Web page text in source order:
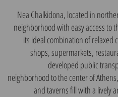
Nea Chalkidona, located in
neighborhood with easy access to
its ideal combination of relaxed
shops, supermarkets,
developed public
neighborhood to the center of
and taverns fill with a lively